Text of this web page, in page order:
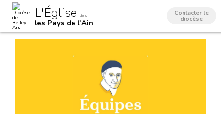
contenu.
Outils
personnels
L'Église dans
les Pays de l'Ain
Contacter le
diocèse